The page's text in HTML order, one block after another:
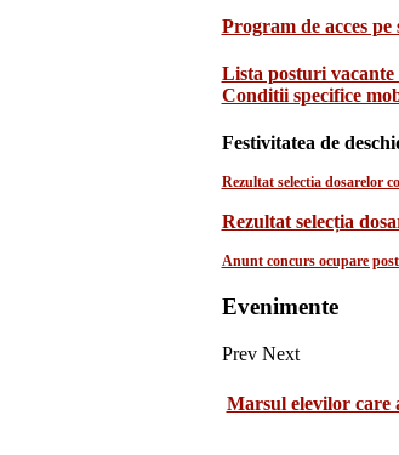
Program de acces
Lista posturi vacante
Conditii specifice
Festivitatea de
Rezultat selectia dosarelor
Rezultat selecția
Anunt concurs ocupare
Evenimente
Prev Next
Marsul elevilor care